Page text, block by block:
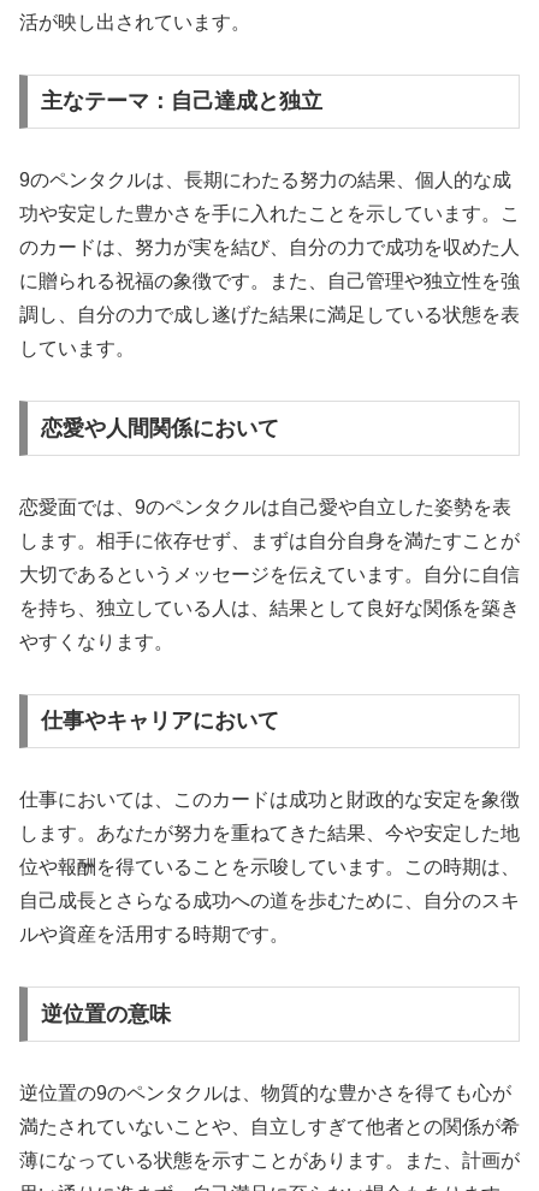
活が映し出されています。
主なテーマ：自己達成と独立
9のペンタクルは、長期にわたる努力の結果、個人的な成
功や安定した豊かさを手に入れたことを示しています。こ
のカードは、努力が実を結び、自分の力で成功を収めた人
に贈られる祝福の象徴です。また、自己管理や独立性を強
調し、自分の力で成し遂げた結果に満足している状態を表
しています。
恋愛や人間関係において
恋愛面では、9のペンタクルは自己愛や自立した姿勢を表
します。相手に依存せず、まずは自分自身を満たすことが
大切であるというメッセージを伝えています。自分に自信
を持ち、独立している人は、結果として良好な関係を築き
やすくなります。
仕事やキャリアにおいて
仕事においては、このカードは成功と財政的な安定を象徴
します。あなたが努力を重ねてきた結果、今や安定した地
位や報酬を得ていることを示唆しています。この時期は、
自己成長とさらなる成功への道を歩むために、自分のスキ
ルや資産を活用する時期です。
逆位置の意味
逆位置の9のペンタクルは、物質的な豊かさを得ても心が
満たされていないことや、自立しすぎて他者との関係が希
薄になっている状態を示すことがあります。また、計画が